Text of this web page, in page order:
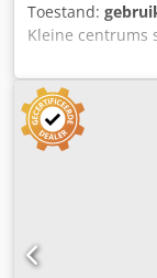
Toestand:
Kleine centrums
Dodpezfg Shofx